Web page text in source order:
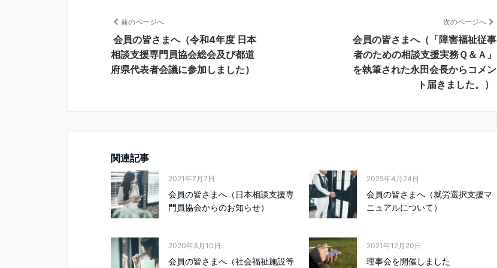
前のページへ
会員の皆さまへ（令和4年度 日本
相談支援専門員協会総会及び都道
府県代表者会議に参加しました）
次のページへ
会員の皆さまへ（「障害福祉従事
者のための相談支援実務Ｑ＆Ａ」
を執筆された永田会長からコメン
ト届きました。）
関連記事
2021年7月7日
会員の皆さまへ（日本相談支援専
門員協会からのお知らせ）
2025年4月24日
会員の皆さまへ（就労選択支援マ
ニュアルについて）
2020年3月10日
会員の皆さまへ（社会福祉施設等
2021年12月20日
理事会を開催しました